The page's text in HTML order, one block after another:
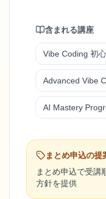
含まれる講座
Vibe Coding 初
Advanced Vibe
AI Mastery
まとめ申込の提
まとめ申込で受講
方針を提供